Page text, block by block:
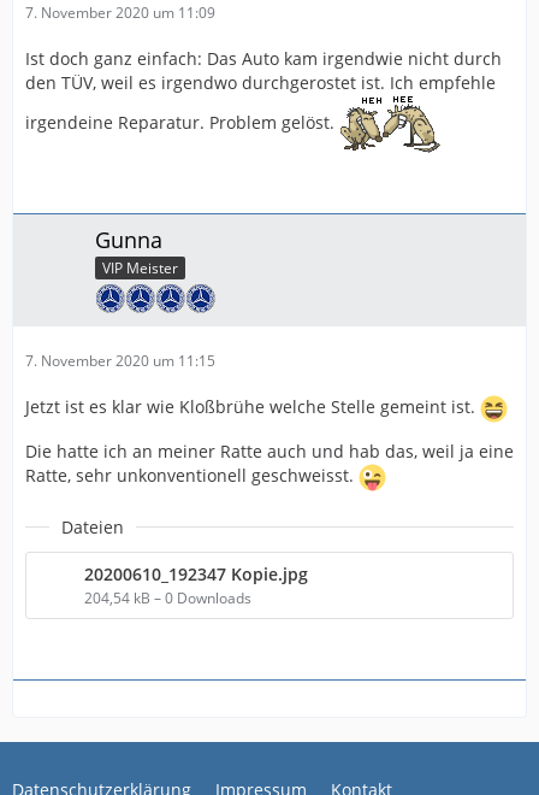
7. November 2020 um 11:09
Ist doch ganz einfach: Das Auto kam irgendwie nicht durch
den TÜV, weil es irgendwo durchgerostet ist. Ich empfehle
irgendeine Reparatur. Problem gelöst.
Gunna
VIP Meister
7. November 2020 um 11:15
Jetzt ist es klar wie Kloßbrühe welche Stelle gemeint ist.
Die hatte ich an meiner Ratte auch und hab das, weil ja eine
Ratte, sehr unkonventionell geschweisst.
Dateien
20200610_192347 Kopie.jpg
204,54 kB – 0 Downloads
Datenschutzerklärung Impressum Kontakt